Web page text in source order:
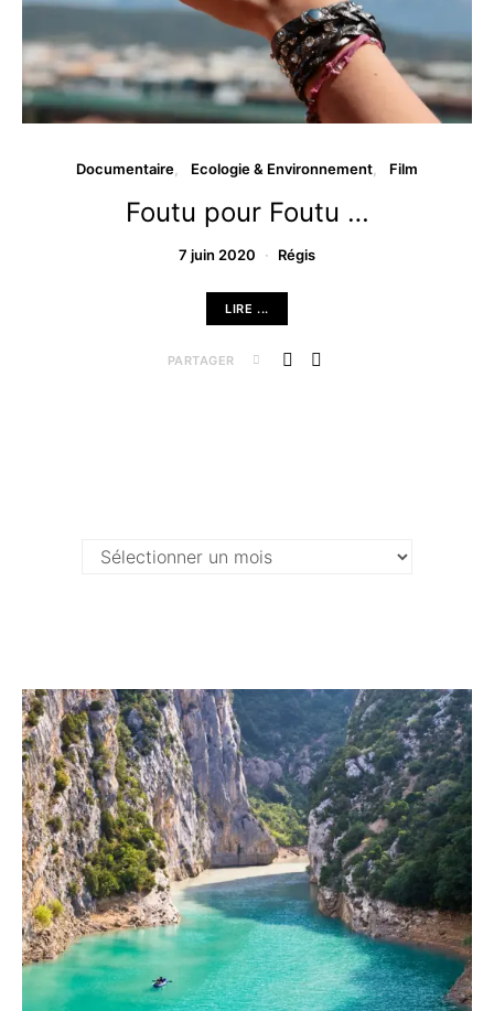
Documentaire Ecologie & Environnement Film
Foutu pour Foutu …
7 juin 2020 Régis
LIRE ...
PARTAGER
Archives